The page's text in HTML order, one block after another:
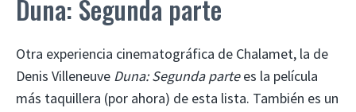
Duna: Segunda parte
Otra experiencia cinematográfica de Chalamet, la de
Denis Villeneuve Duna: Segunda partees la película
más taquillera (por ahora) de esta lista. También es un